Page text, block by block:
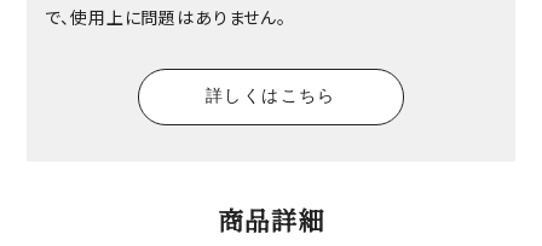
で、使用上に問題はありません。
詳しくはこちら
商品詳細